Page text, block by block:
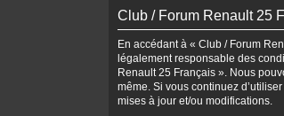
Club / Forum Renault 25
En accédant à « Club / Forum
légalement responsable des
Renault 25 Français ». Nous
même. Si vous continuez
mises à jour et/ou modifications.